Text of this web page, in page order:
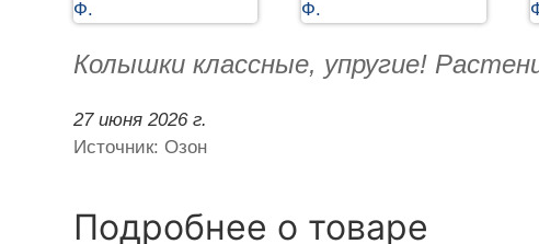
Колышки классные, упругие!
27 июня 2026 г.
Источник: Озон
Подробнее о товаре